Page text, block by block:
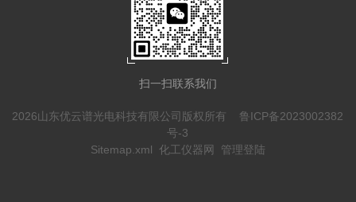
扫一扫联系我们
2026山东优云谱光电科技有限公司版权所有 鲁ICP备2023002382
号-3
Sitemap.xml 化工仪器网 管理登陆